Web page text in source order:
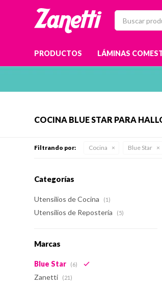
PRODUCTOS LÁMINAS
COCINA BLUE STAR PARA
Filtrando por: Cocina Blue Star
Categorías
Utensilios de Cocina (1)
Utensilios de Repostería (5)
Marcas
Blue Star (6)
Zanetti (21)